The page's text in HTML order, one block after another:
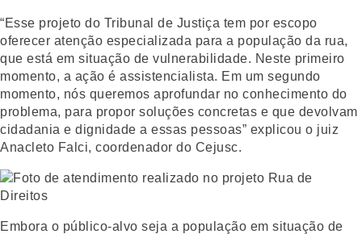
“Esse projeto do Tribunal de Justiça tem por escopo
oferecer atenção especializada para a população da rua,
que está em situação de vulnerabilidade. Neste primeiro
momento, a ação é assistencialista. Em um segundo
momento, nós queremos aprofundar no conhecimento do
problema, para propor soluções concretas e que devolvam
cidadania e dignidade a essas pessoas” explicou o juiz
Anacleto Falci, coordenador do Cejusc.
Embora o público-alvo seja a população em situação de